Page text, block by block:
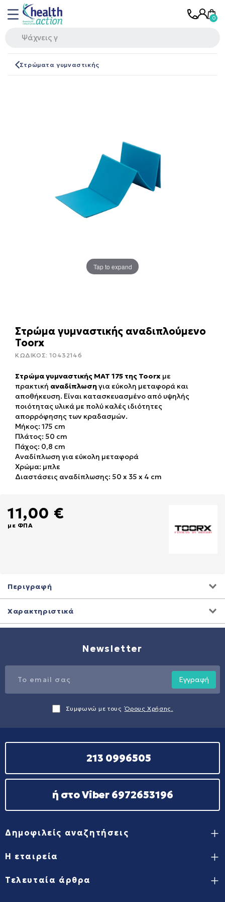
Στρώματα γυμναστικής
Tap to expand
Στρώμα γυμναστικής αναδιπλούμενο
Toorx
ΚΩΔΙΚΟΣ:10432146
Στρώμα γυμναστικής MAT 175 της Toorx με
πρακτική αναδίπλωσηγια εύκολη μεταφορά και
αποθήκευση. Είναι κατασκευασμένο από υψηλής
ποιότητας υλικά με πολύ καλές ιδιότητες
απορρόφησης των κραδασμών.
Μήκος: 175 cm
Πλάτος: 50 cm
Πάχος: 0,8 cm
Αναδίπλωση για εύκολη μεταφορά
Χρώμα: μπλε
Διαστάσεις αναδίπλωσης: 50 x 35 x 4 cm
11,00 €
με ΦΠΑ
Περιγραφή
Χαρακτηριστικά
Newsletter
Εγγραφή
Συμφωνώ με τους Όρους Χρήσης.
213 0996505
ή στο Viber 6972653196
Δημοφιλείς αναζητήσεις
Η εταιρεία
Τελευταία άρθρα